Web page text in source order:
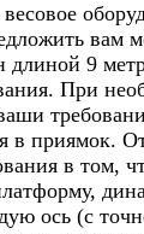
вам
длиной 9
При
в приямок.
в том,
ось (с